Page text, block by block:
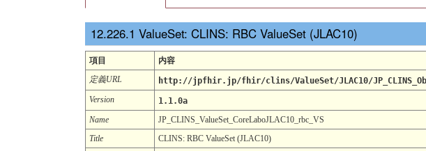
ValueSet: CLINS: RBC ValueSet (JLAC10)
項目
内容
定義URL
http://jpfhir.jp/fhir/clins/ValueSet/JLAC10/
Version
1.1.0a
Name
JP_CLINS_ValueSet_CoreLaboJLAC10_rbc_VS
Title
CLINS: RBC ValueSet (JLAC10)